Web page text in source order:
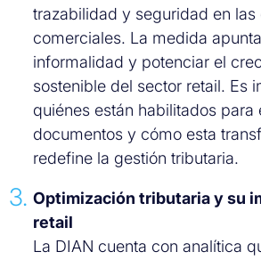
trazabilidad y seguridad en las
comerciales. La medida
informalidad y potenciar el
sostenible del sector retail. Es
quiénes están habilitados para
documentos y cómo esta
redefine la gestión tributaria.
Optimización tributaria y su
retail
La DIAN cuenta con analítica